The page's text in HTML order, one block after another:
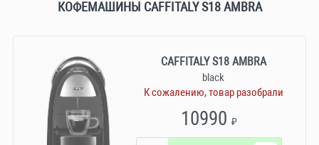
КОФЕМАШИНЫ CAFFITALY S18 AMBRA
CAFFITALY S18 AMBRA
black
К сожалению, товар разобрали
10990₽